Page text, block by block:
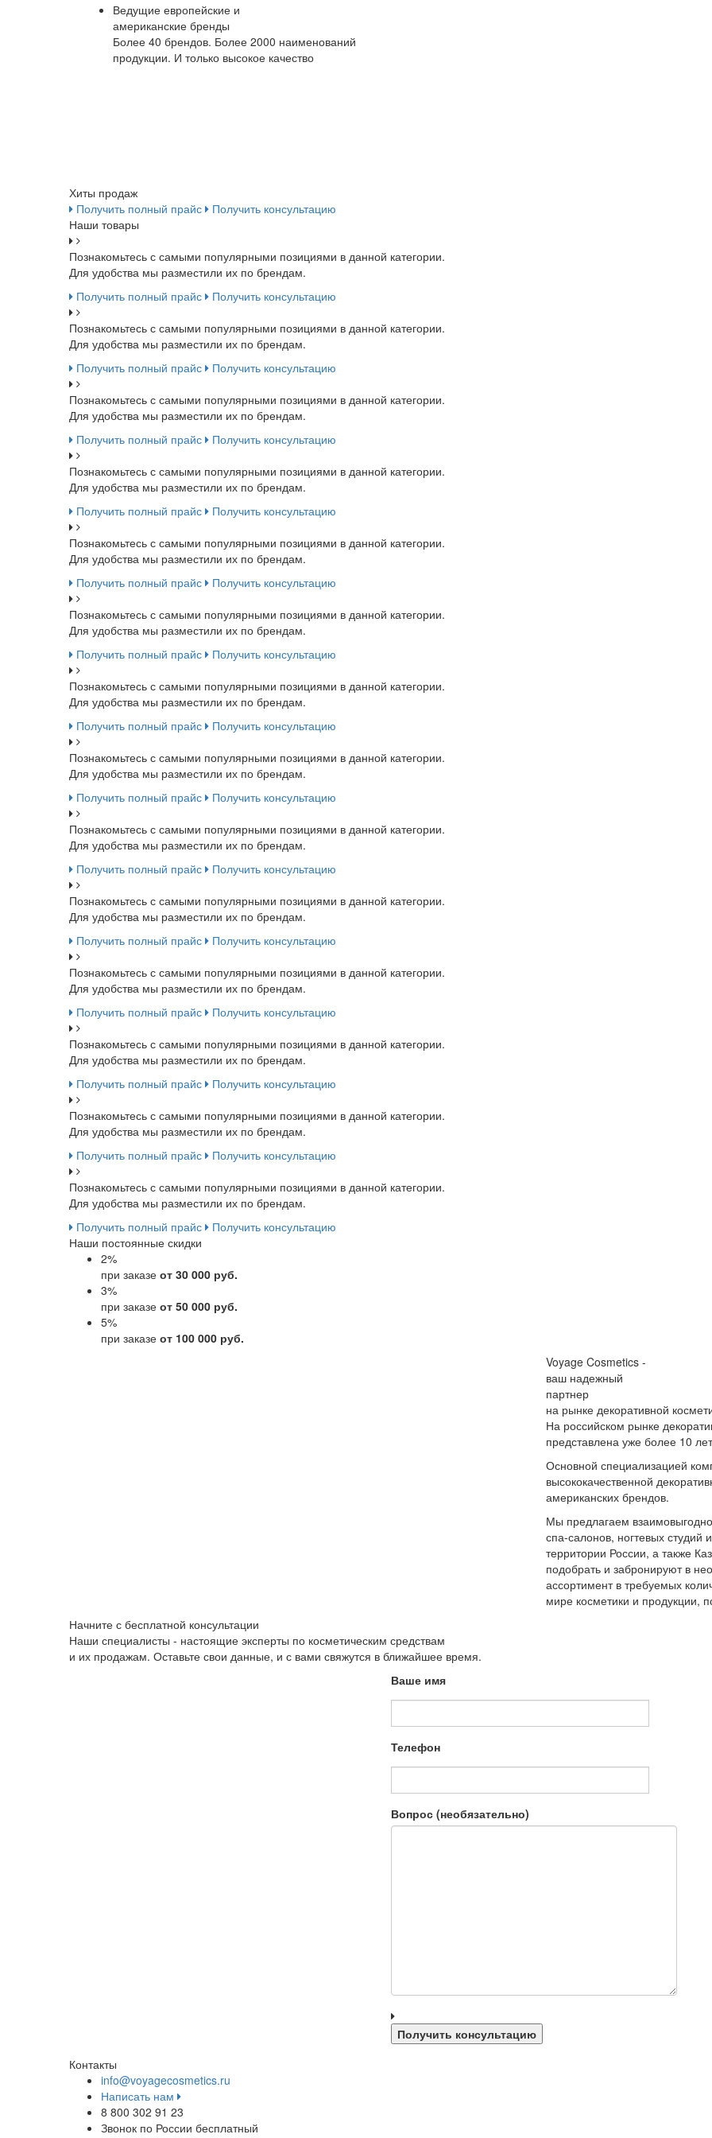
Ведущие европейские и
американские бренды
Более 40 брендов. Более 2000 наименований
продукции. И только высокое качество
Хиты продаж
Получить полный прайс
Получить консультацию
Наши товары
Познакомьтесь с самыми популярными позициями в данной категории.
Для удобства мы разместили их по брендам.
Получить полный прайс
Получить консультацию
Познакомьтесь с самыми популярными позициями в данной категории.
Для удобства мы разместили их по брендам.
Получить полный прайс
Получить консультацию
Познакомьтесь с самыми популярными позициями в данной категории.
Для удобства мы разместили их по брендам.
Получить полный прайс
Получить консультацию
Познакомьтесь с самыми популярными позициями в данной категории.
Для удобства мы разместили их по брендам.
Получить полный прайс
Получить консультацию
Познакомьтесь с самыми популярными позициями в данной категории.
Для удобства мы разместили их по брендам.
Получить полный прайс
Получить консультацию
Познакомьтесь с самыми популярными позициями в данной категории.
Для удобства мы разместили их по брендам.
Получить полный прайс
Получить консультацию
Познакомьтесь с самыми популярными позициями в данной категории.
Для удобства мы разместили их по брендам.
Получить полный прайс
Получить консультацию
Познакомьтесь с самыми популярными позициями в данной категории.
Для удобства мы разместили их по брендам.
Получить полный прайс
Получить консультацию
Познакомьтесь с самыми популярными позициями в данной категории.
Для удобства мы разместили их по брендам.
Получить полный прайс
Получить консультацию
Познакомьтесь с самыми популярными позициями в данной категории.
Для удобства мы разместили их по брендам.
Получить полный прайс
Получить консультацию
Познакомьтесь с самыми популярными позициями в данной категории.
Для удобства мы разместили их по брендам.
Получить полный прайс
Получить консультацию
Познакомьтесь с самыми популярными позициями в данной категории.
Для удобства мы разместили их по брендам.
Получить полный прайс
Получить консультацию
Познакомьтесь с самыми популярными позициями в данной категории.
Для удобства мы разместили их по брендам.
Получить полный прайс
Получить консультацию
Познакомьтесь с самыми популярными позициями в данной категории.
Для удобства мы разместили их по брендам.
Получить полный прайс
Получить консультацию
Наши постоянные скидки
2%
при заказе от 30 000 руб.
3%
при заказе от 50 000 руб.
5%
при заказе от 100 000 руб.
Voyage Cosmetics -
ваш надежный
партнер
на рынке декоративной
На российском рынке
представлена уже более 10
Основной специализацией
высококачественной
американских брендов.
Мы предлагаем
спа-салонов, ногтевых студий
территории России, а также
подобрать и забронируют в
ассортимент в требуемых
мире косметики и продукции,
Начните с бесплатной консультации
Наши специалисты - настоящие эксперты по косметическим средствам
и их продажам. Оставьте свои данные, и с вами свяжутся в ближайшее время.
Ваше имя
Телефон
Вопрос (необязательно)
Контакты
info@voyagecosmetics.ru
Написать нам
8 800 302 91 23
Звонок по России бесплатный